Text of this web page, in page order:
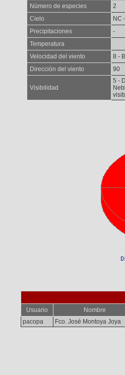
Número de especies
2
Cielo
NC
Precipitaciones
-
Temperatura
Velocidad del viento
8 -
Dirección del viento
90
Visibilidad
5 -
Usuario
Nombre
pacopa
Fco. José Montoya Joya